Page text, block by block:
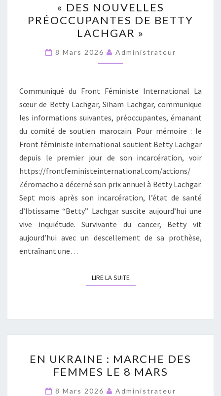
NOUVELLES
PRÉOCCUPANTES
DE
BETTY
LACHGAR »
« DES NOUVELLES
PRÉOCCUPANTES DE BETTY
LACHGAR »
8 Mars 2026 Administrateur
Communiqué du Front Féministe International La
sœur de Betty Lachgar, Siham Lachgar, communique
les informations suivantes, préoccupantes, émanant
du comité de soutien marocain. Pour mémoire : le
Front féministe international soutient Betty Lachgar
depuis le premier jour de son incarcération, voir
https://frontfeministeinternational.com/actions/
Zéromacho a décerné son prix annuel à Betty Lachgar.
Sept mois après son incarcération, l’état de santé
d’Ibtissame “Betty” Lachgar suscite aujourd’hui une
vive inquiétude. Survivante du cancer, Betty vit
aujourd’hui avec un descellement de sa prothèse,
entraînant une…
LIRE LA SUITELIRE LA SUITE
UKRAINE
:
MARCHE
EN UKRAINE : MARCHE DES
FEMMES LE 8 MARS
8 Mars 2026 Administrateur